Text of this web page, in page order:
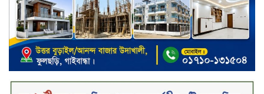
কারখানার উৎপাদন কার্যক্রম সম্পূর্ণ বন্ধ,
জানাল এস আলম কোল্ড রোলড স্টিলস
দীর্ঘস্থায়ী ৭,৫০০ এমএএইচ ব্যাটারি